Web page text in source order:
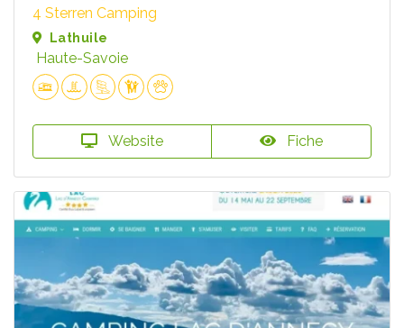
4 Sterren Camping
Lathuile
Haute-Savoie
Website Fiche